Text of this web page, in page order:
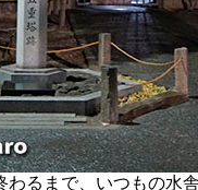
るまで、いつもの水